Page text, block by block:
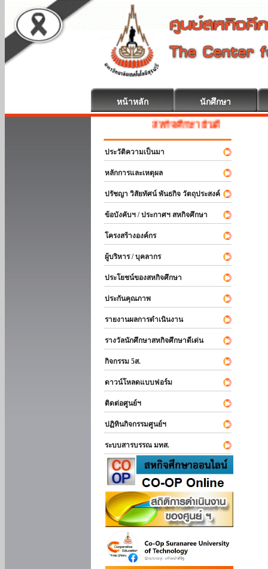
หน้าหลัก นักศึกษา
สหกิจศึกษา ยินดีต้อนรับ
ประวัติความเป็นมา
หลักการและเหตุผล
ปรัชญา วิสัยทัศน์ พันธกิจ วัตถุประสงค์
ข้อบังคับฯ / ประกาศฯ สหกิจศึกษา
โครงสร้างองค์กร
ผู้บริหาร / บุคลากร
ประโยชน์ของสหกิจศึกษา
ประกันคุณภาพ
รายงานผลการดำเนินงาน
รางวัลนักศึกษาสหกิจศึกษาดีเด่น
กิจกรรม 5ส.
ดาวน์โหลดแบบฟอร์ม
ติดต่อศูนย์ฯ
ปฏิทินกิจกรรมศูนย์ฯ
ระบบสารบรรณ มทส.